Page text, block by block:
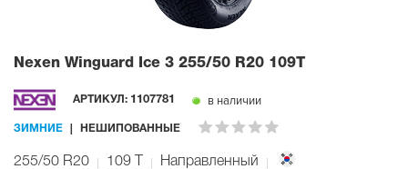
Nexen Winguard Ice 3 255/50 R20 109T
АРТИКУЛ: 1107781 в наличии
ЗИМНИЕ НЕШИПОВАННЫЕ
255/50 R20 109 Направленный